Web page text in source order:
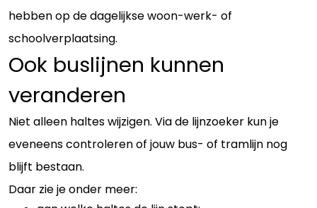
hebben op de dagelijkse woon-werk- of
schoolverplaatsing.
Ook buslijnen kunnen
veranderen
Niet alleen haltes wijzigen. Via de lijnzoeker kun je
eveneens controleren of jouw bus- of tramlijn nog
blijft bestaan.
Daar zie je onder meer: